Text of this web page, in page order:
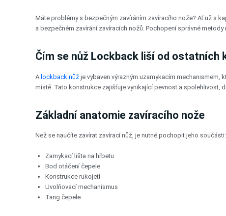
Máte problémy s bezpečným zavíráním zavíracího nože? Ať už s
a bezpečném zavírání zavíracích nožů. Pochopení správné
Čím se nůž Lockback liší od ostatních
A lockback nůž je vybaven výrazným uzamykacím
místě. Tato konstrukce zajišťuje vynikající pevnost a spolehlivost,
Základní anatomie zavíracího nože
Než se naučíte zavírat zavírací nůž, je nutné pochopit jeho součásti:
Zamykací lišta na hřbetu
Bod otáčení čepele
Konstrukce rukojeti
Uvolňovací mechanismus
Tang čepele